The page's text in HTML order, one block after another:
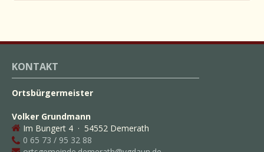
KONTAKT
Ortsbürgermeister
Volker Grundmann
Im Bungert 4 · 54552 Demerath
0 65 73 / 95 32 88